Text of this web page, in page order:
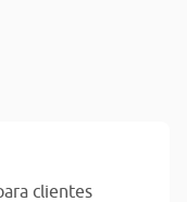
clientes